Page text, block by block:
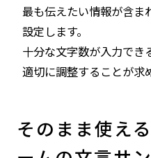
最も伝えたい情報が含ま
設定します。
十分な文字数が入力でき
適切に調整することが求
そのまま使え